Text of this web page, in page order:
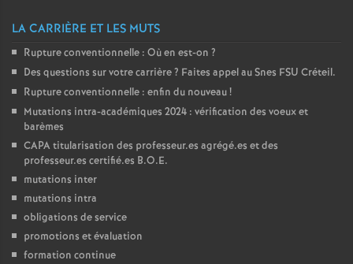
é
a
n
LA CARRIÈRE ET LES MUTS
Rupture conventionnelle : Où en est-on ?
Des questions sur votre carrière? Faites appel au Snes FSU Créteil.
Rupture conventionnelle : enfin du nouveau!
Mutations intra-académiques 2024 : vérification des voeux et
barèmes
CAPAtitularisation des professeur.es agrégé.es et des
professeur.es certifié.es B.O.E.
mutations inter
mutations intra
obligations de service
promotions et évaluation
formation continue